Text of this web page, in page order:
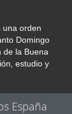
una orden
Domingo
de la Buena
estudio y
España